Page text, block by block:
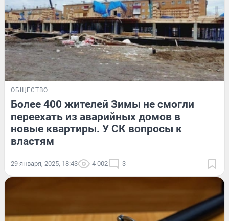
ОБЩЕСТВО
Более 400 жителей Зимы не смогли
переехать из аварийных домов в
новые квартиры. У СК вопросы к
властям
29 января, 2025, 18:43 4 002 3